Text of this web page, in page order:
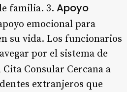
familia. 3. Apoyo
emocional para
su vida. Los funcionarios
por el sistema de
Cita Consular Cercana a
extranjeros que